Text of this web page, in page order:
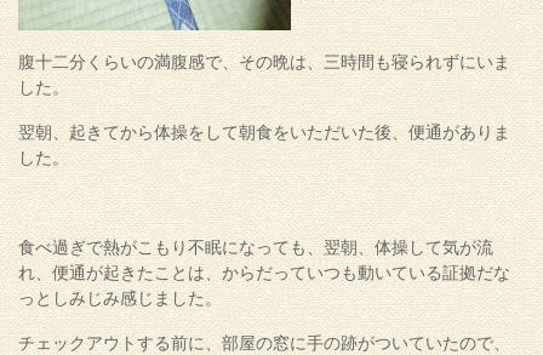
腹十二分くらいの満腹感で、その晩は、三時間も寝られずにいま
した。
翌朝、起きてから体操をして朝食をいただいた後、便通がありま
した。
食べ過ぎで熱がこもり不眠になっても、翌朝、体操して気が流
れ、便通が起きたことは、からだっていつも動いている証拠だな
っとしみじみ感じました。
チェックアウトする前に、部屋の窓に手の跡がついていたので、